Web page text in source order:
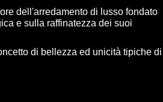
dell'arredamento di lusso fondato
e sulla raffinatezza dei suoi
di bellezza ed unicità tipiche di